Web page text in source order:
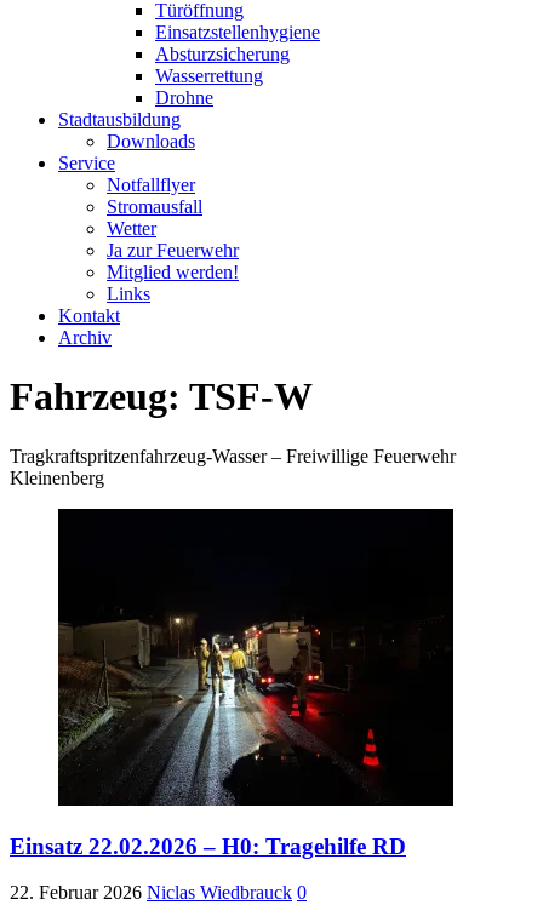
Türöffnung
Einsatzstellenhygiene
Absturzsicherung
Wasserrettung
Drohne
Stadtausbildung
Downloads
Service
Notfallflyer
Stromausfall
Wetter
Ja zur Feuerwehr
Mitglied werden!
Links
Kontakt
Archiv
Fahrzeug: TSF-W
Tragkraftspritzenfahrzeug-Wasser – Freiwillige Feuerwehr
Kleinenberg
Einsatz 22.02.2026 – H0: Tragehilfe RD
22. Februar 2026 Niclas Wiedbrauck 0